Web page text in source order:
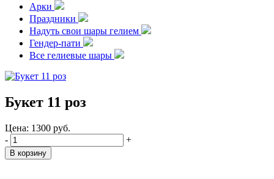
Арки
Праздники
Надуть свои шары гелием
Гендер-пати
Все гелиевые шары
Букет 11 роз
Цена: 1300 руб.
-
+